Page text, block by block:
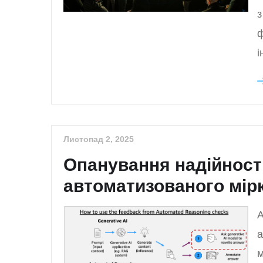
Листопад 2, 2025
Опанування
автоматизованого